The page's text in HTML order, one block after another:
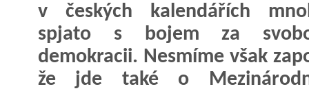
v českých kalendářích
spjato s bojem za
demokracii. Nesmíme však
že jde také o